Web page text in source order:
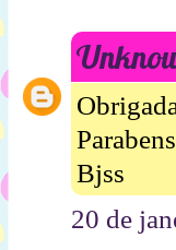
Bjss
20 de